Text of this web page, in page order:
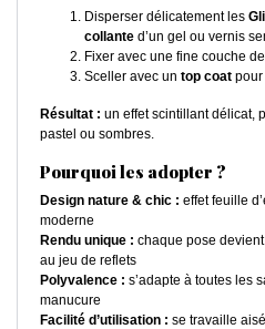
Disperser délicatement les
collante d’un gel ou vernis
Fixer avec une fine couche de
Sceller avec un top coat pour
Résultat : un effet scintillant délicat,
pastel ou sombres.
Pourquoi les adopter ?
Design nature & chic : effet feuille
moderne
Rendu unique : chaque pose
au jeu de reflets
Polyvalence : s’adapte à toutes les
manucure
Facilité d’utilisation : se travaille